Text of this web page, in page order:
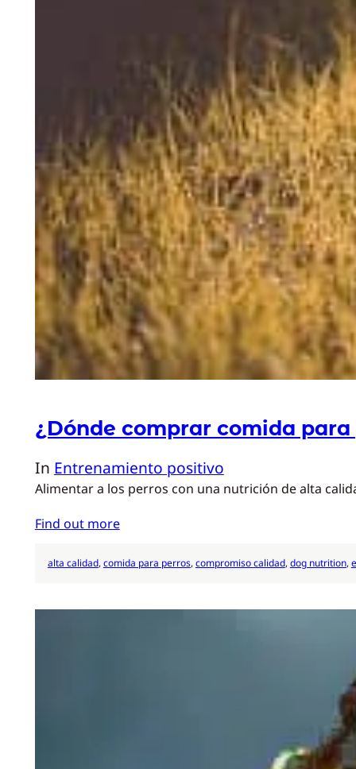
¿Dónde comprar comida para
In Entrenamiento positivo
Alimentar a los perros con una nutrición de alta
Find out more
alta calidad, comida para perros, compromiso calidad, dog nutrition,